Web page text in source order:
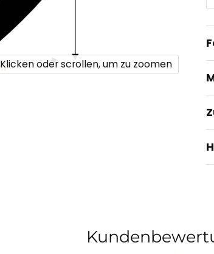
Klicken oder scrollen, um zu zoomen